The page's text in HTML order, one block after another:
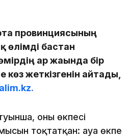
провинциясының
өлімді бастан
ар жағында бір
жеткізгенін айтады,
оның өкпесі
тоқтатқан: ауа өкпе